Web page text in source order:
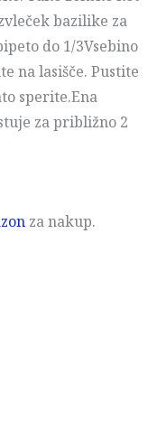
bazilike za
do 1/3Vsebino
na lasišče. Pustite
sperite.Ena
za približno 2
za nakup.